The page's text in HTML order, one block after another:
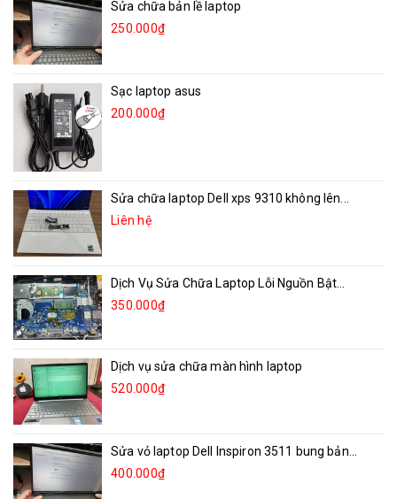
Sửa chữa bản lề laptop
250.000₫
Sạc laptop asus
200.000₫
Sửa chữa laptop Dell xps 9310 không lên...
Liên hệ
Dịch Vụ Sửa Chữa Laptop Lỗi Nguồn Bật...
350.000₫
Dịch vụ sửa chữa màn hình laptop
520.000₫
Sửa vỏ laptop Dell Inspiron 3511 bung bản...
400.000₫